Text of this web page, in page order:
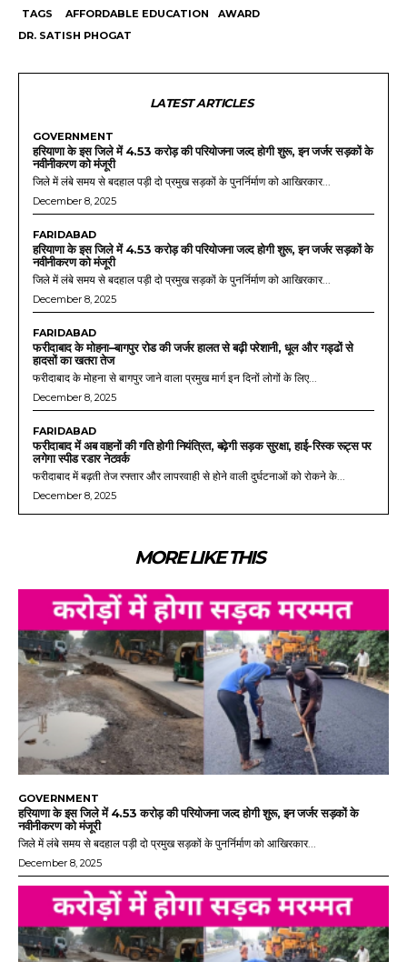
TAGS AFFORDABLE EDUCATION
AWARD
DR. SATISH PHOGAT
LATEST ARTICLES
GOVERNMENT
हरियाणा के इस जिले में 4.53 करोड़ की परियोजना जल्द होगी शुरू, इन जर्जर सड़कों के
नवीनीकरण को मंजूरी
जिले में लंबे समय से बदहाल पड़ी दो प्रमुख सड़कों के पुनर्निर्माण को आखिरकार...
December 8, 2025
FARIDABAD
हरियाणा के इस जिले में 4.53 करोड़ की परियोजना जल्द होगी शुरू, इन जर्जर सड़कों के
नवीनीकरण को मंजूरी
जिले में लंबे समय से बदहाल पड़ी दो प्रमुख सड़कों के पुनर्निर्माण को आखिरकार...
December 8, 2025
FARIDABAD
फरीदाबाद के मोहना–बागपुर रोड की जर्जर हालत से बढ़ी परेशानी, धूल और गड्ढों से
हादसों का खतरा तेज
फरीदाबाद के मोहना से बागपुर जाने वाला प्रमुख मार्ग इन दिनों लोगों के लिए...
December 8, 2025
FARIDABAD
फरीदाबाद में अब वाहनों की गति होगी नियंत्रित, बढ़ेगी सड़क सुरक्षा, हाई-रिस्क रूट्स पर
लगेगा स्पीड रडार नेटवर्क
फरीदाबाद में बढ़ती तेज रफ्तार और लापरवाही से होने वाली दुर्घटनाओं को रोकने के...
December 8, 2025
MORE LIKE THIS
GOVERNMENT
हरियाणा के इस जिले में 4.53 करोड़ की परियोजना जल्द होगी शुरू, इन जर्जर सड़कों के
नवीनीकरण को मंजूरी
जिले में लंबे समय से बदहाल पड़ी दो प्रमुख सड़कों के पुनर्निर्माण को आखिरकार...
December 8, 2025